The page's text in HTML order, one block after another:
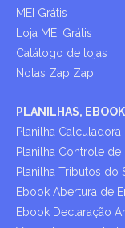
MEI Grátis
Loja MEI Grátis
Catálogo de lojas
Notas Zap Zap
PLANILHAS,
Planilha
Planilha Controle de
Planilha Tributos do
Ebook Abertura de
Ebook Declaração